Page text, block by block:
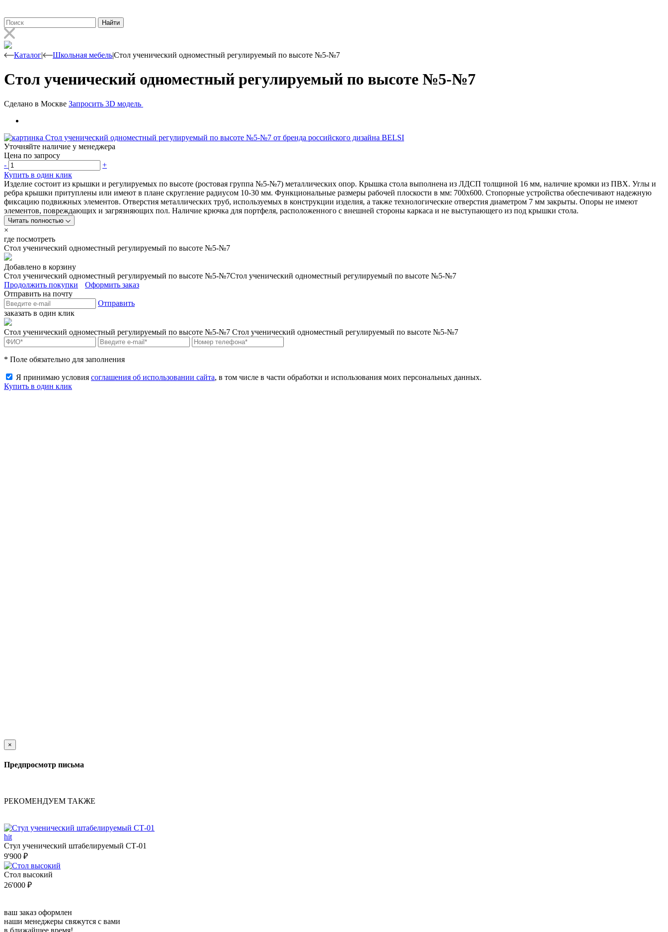
Найти
Каталог| Школьная мебель|Стол ученический одноместный регулируемый по высоте №5-№7
Стол ученический одноместный регулируемый по высоте №5-№7
Сделано в Москве Запросить 3D модель
Уточняйте наличие у менеджера
Цена по запросу
-
+
Купить в один клик
Изделие состоит из крышки и регулируемых по высоте (ростовая группа №5-№7) металлических опор. Крышка стола выполнена из ЛДСП толщиной 16 мм, наличие кромки из ПВХ. Углы и
ребра крышки притуплены или имеют в плане скругление радиусом 10-30 мм. Функциональные размеры рабочей плоскости в мм: 700х600. Стопорные устройства обеспечивают надежную
фиксацию подвижных элементов. Отверстия металлических труб, используемых в конструкции изделия, а также технологические отверстия диаметром 7 мм закрыты. Опоры не имеют
элементов, повреждающих и загрязняющих пол. Наличие крючка для портфеля, расположенного с внешней стороны каркаса и не выступающего из под крышки стола.
Читать полностью
×
где посмотреть
Стол ученический одноместный регулируемый по высоте №5-№7
Добавлено в корзину
Стол ученический одноместный регулируемый по высоте №5-№7Стол ученический одноместный регулируемый по высоте №5-№7
Продолжить покупки
Оформить заказ
Отправить на почту
Отправить
заказать в один клик
Стол ученический одноместный регулируемый по высоте №5-№7 Стол ученический одноместный регулируемый по высоте №5-№7
* Поле обязательно для заполнения
Я принимаю условия соглашения об использовании сайта, в том числе в части обработки и использования моих персональных данных.
Купить в один клик
×
Предпросмотр письма
РЕКОМЕНДУЕМ ТАКЖЕ
hit
Стул ученический штабелируемый СТ-01
9'900 ₽
⁠Стол высокий
26'000 ₽
ваш заказ оформлен
наши менеджеры свяжутся с вами